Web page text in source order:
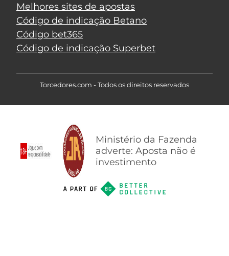
Melhores sites de apostas
Código de indicação Betano
Código bet365
Código de indicação Superbet
Torcedores.com - Todos os direitos reservados
Ministério da Fazenda
adverte: Aposta não é
investimento